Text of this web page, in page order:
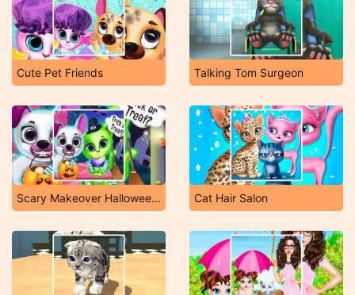
Cute Pet Friends Talking Tom Surgeon
Scary Makeover Halloween Pet Salon Cat Hair Salon